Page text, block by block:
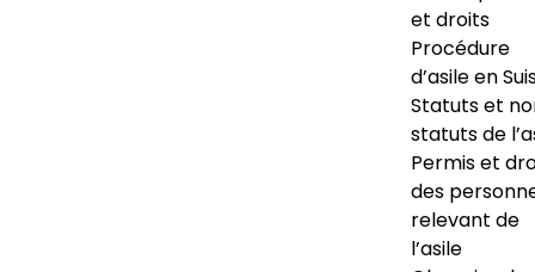
et droits
Procédure
d’asile en
Statuts et
statuts de
Permis et
des
relevant de
l’asile